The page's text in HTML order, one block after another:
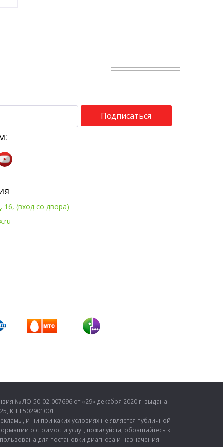
Подписаться
16, (вход со двора)
№ ЛО-50-02-007696 от «29» декабря 2020 г. выдана
КПП 502901001.
и ни при каких условиях не является публичной
о стоимости услуг, пожалуйста, обращайтесь к
для постановки диагноза и назначения